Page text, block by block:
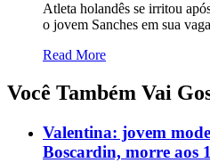
Atleta holandês se irritou
o jovem Sanches em sua vaga
Read More
Você Também Vai
Valentina: jovem
Boscardin, morre aos